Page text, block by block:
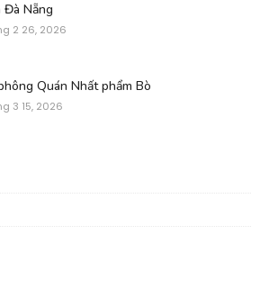
Đà Nẵng
2 26, 2026
Quán Nhất phẩm Bò
3 15, 2026